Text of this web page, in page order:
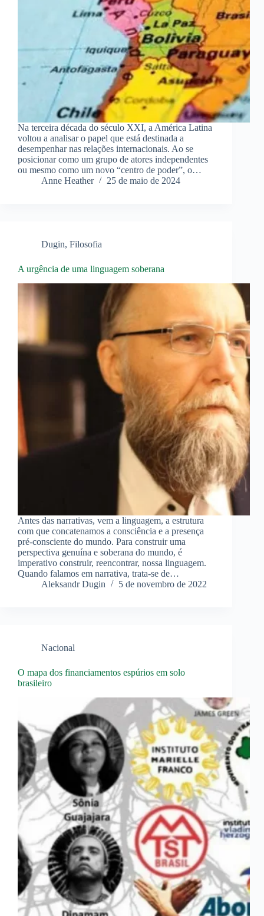
Na terceira década do século XXI, a América Latina
voltou a analisar o papel que está destinada a
desempenhar nas relações internacionais. Ao se
posicionar como um grupo de atores independentes
ou mesmo como um novo “centro de poder”, o…
Anne Heather
25 de maio de 2024
Dugin, Filosofia
A urgência de uma linguagem soberana
Antes das narrativas, vem a linguagem, a estrutura
com que concatenamos a consciência e a presença
pré-consciente do mundo. Para construir uma
perspectiva genuína e soberana do mundo, é
imperativo construir, reencontrar, nossa linguagem.
Quando falamos em narrativa, trata-se de…
Aleksandr Dugin
5 de novembro de 2022
Nacional
O mapa dos financiamentos espúrios em solo
brasileiro